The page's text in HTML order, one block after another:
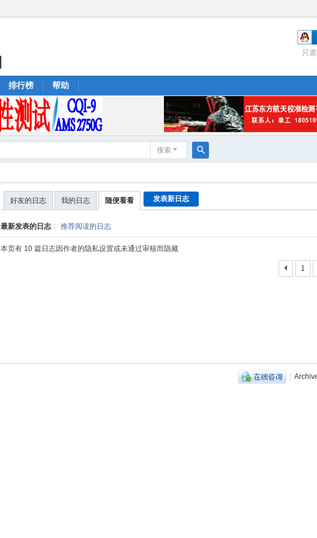
只
排行榜 帮助
搜索
索
好友的日志 我的日志 随便看看 发表新日志
最新发表的日志 推荐阅读的日志
本页有 10 篇日志因作者的隐私设置或未通过审核而隐藏
1
|